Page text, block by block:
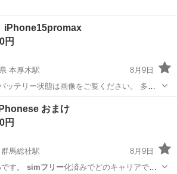
円
本厚木駅
8月9日
ッテリー状態は画像をご覧ください。 多少
まだまだ美品な状態かと思います。
SIMフリー 自宅まで来て頂ける方でお願いし
ソフトバンク
おまけ
円
馬総社駅
8月9日
す。 simフリー化済みでどのキャリアでも